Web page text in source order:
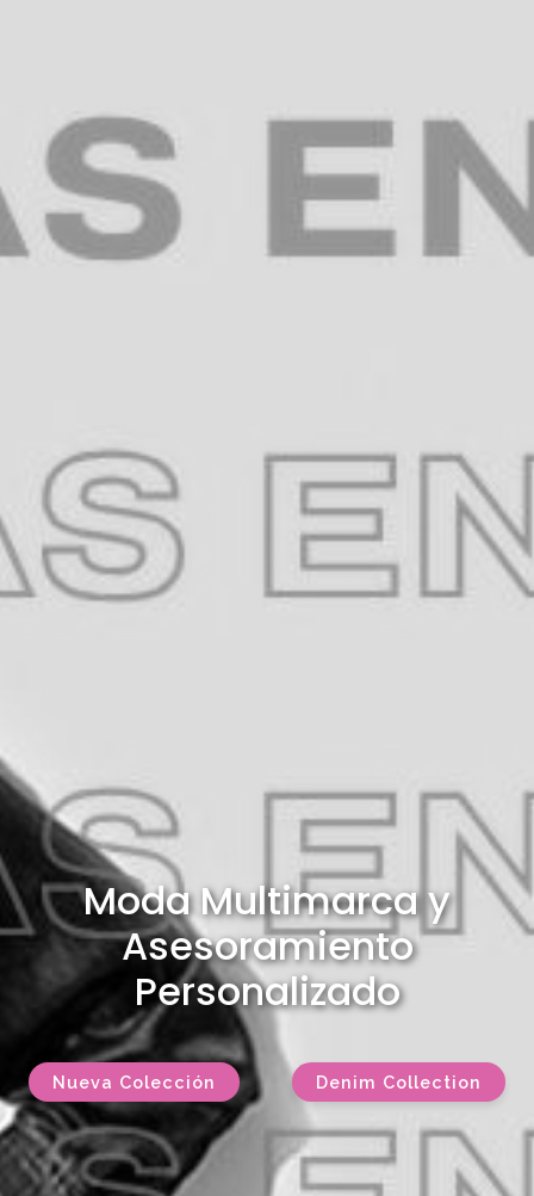
Moda Multimarca y
Asesoramiento
Personalizado
Nueva Colección Denim Collection